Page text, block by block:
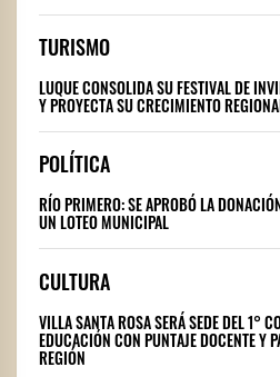
TURISMO
LUQUE CONSOLIDA SU FESTIVAL DE
Y PROYECTA SU CRECIMIENTO
POLÍTICA
RÍO PRIMERO: SE APROBÓ LA
UN LOTEO MUNICIPAL
CULTURA
VILLA SANTA ROSA SERÁ SEDE DEL 1°
EDUCACIÓN CON PUNTAJE DOCENTE Y
REGIÓN